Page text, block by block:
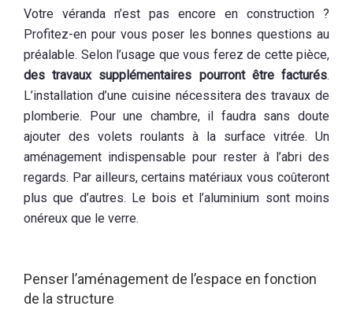
Votre véranda n’est pas encore en construction ?
Profitez-en pour vous poser les bonnes questions au
préalable. Selon l’usage que vous ferez de cette pièce,
des travaux supplémentaires pourront être facturés.
L’installation d’une cuisine nécessitera des travaux de
plomberie. Pour une chambre, il faudra sans doute
ajouter des volets roulants à la surface vitrée. Un
aménagement indispensable pour rester à l’abri des
regards. Par ailleurs, certains matériaux vous coûteront
plus que d’autres. Le bois et l’aluminium sont moins
onéreux que le verre.
Penser l’aménagement de l’espace en fonction
de la structure